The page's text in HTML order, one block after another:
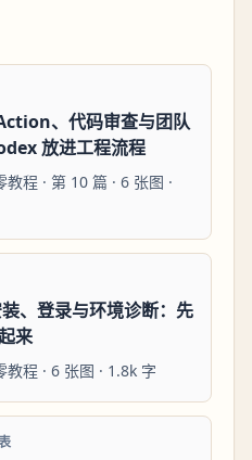
、代码审查与团队
放进工程流程
程 · 第 10 篇 · 6 张图 ·
、登录与环境诊断：先
来
教程 · 6 张图 · 1.8k 字